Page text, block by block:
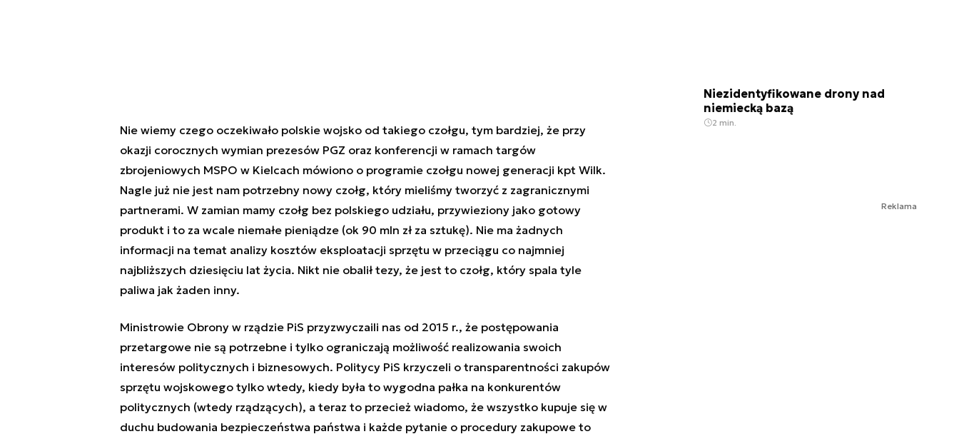
Nie wiemy czego oczekiwało polskie wojsko od takiego czołgu, tym bardziej, że przy
okazji corocznych wymian prezesów PGZ oraz konferencji w ramach targów
zbrojeniowych MSPO w Kielcach mówiono o programie czołgu nowej generacji kpt Wilk.
Nagle już nie jest nam potrzebny nowy czołg, który mieliśmy tworzyć z zagranicznymi
partnerami. W zamian mamy czołg bez polskiego udziału, przywieziony jako gotowy
produkt i to za wcale niemałe pieniądze (ok 90 mln zł za sztukę). Nie ma żadnych
informacji na temat analizy kosztów eksploatacji sprzętu w przeciągu co najmniej
najbliższych dziesięciu lat życia. Nikt nie obalił tezy, że jest to czołg, który spala tyle
paliwa jak żaden inny.
Ministrowie Obrony w rządzie PiS przyzwyczaili nas od 2015 r., że postępowania
przetargowe nie są potrzebne i tylko ograniczają możliwość realizowania swoich
interesów politycznych i biznesowych. Politycy PiS krzyczeli o transparentności zakupów
sprzętu wojskowego tylko wtedy, kiedy była to wygodna pałka na konkurentów
politycznych (wtedy rządzących), a teraz to przecież wiadomo, że wszystko kupuje się w
duchu budowania bezpieczeństwa państwa i każde pytanie o procedury zakupowe to
Niezidentyfikowane drony nad
niemiecką bazą
2 min.
Reklama